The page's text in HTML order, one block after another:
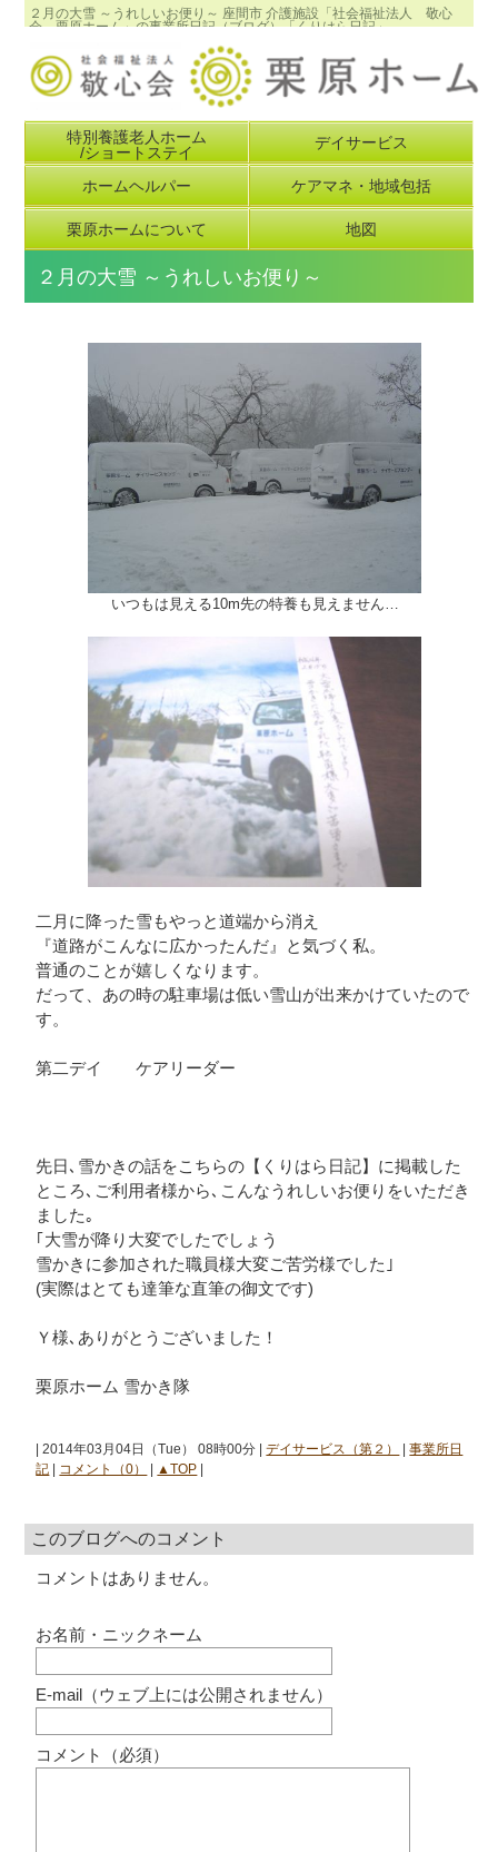
２月の大雪 ～うれしいお便り～ 座間市 介護施設「社会福祉法人 敬心
会 栗原ホーム」の事業所日記（ブログ）「くりはら日記」
特別養護老人ホーム
/ショートステイ
デイサービス
ホームヘルパー ケアマネ・地域包括
栗原ホームについて 地図
２月の大雪 ～うれしいお便り～
いつもは見える10m先の特養も見えません…
二月に降った雪もやっと道端から消え
『道路がこんなに広かったんだ』と気づく私。
普通のことが嬉しくなります。
だって、あの時の駐車場は低い雪山が出来かけていたので
す。
第二デイ ケアリーダー
先日､雪かきの話をこちらの【くりはら日記】に掲載した
ところ､ご利用者様から､こんなうれしいお便りをいただき
ました｡
｢大雪が降り大変でしたでしょう
雪かきに参加された職員様大変ご苦労様でした｣
(実際はとても達筆な直筆の御文です)
Ｙ様､ありがとうございました！
栗原ホーム 雪かき隊
| 2014年03月04日（Tue） 08時00分 |デイサービス（第２） |事業所日
記
コメント（0） ▲TOP
このブログへのコメント
コメントはありません。
お名前・ニックネーム
E-mail（ウェブ上には公開されません）
コメント（必須）